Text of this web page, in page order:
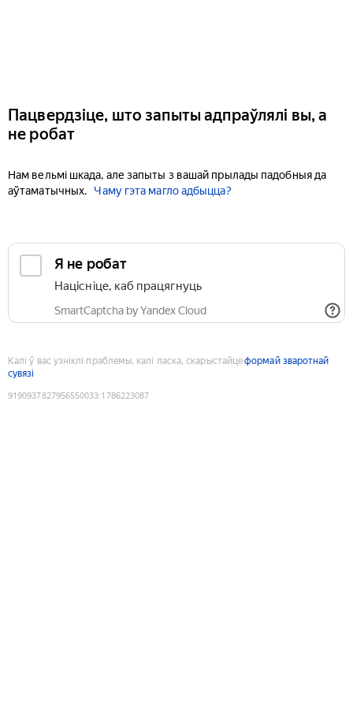
Пацвердзіце, што запыты адпраўлялі вы, а
не робат
Нам вельмі шкада, але запыты з вашай прылады падобныя да
аўтаматычных.
Чаму гэта магло адбыцца?
Я не робат
Націсніце, каб працягнуць
SmartCaptcha by Yandex Cloud
Калі ў вас узніклі праблемы, калі ласка, скарыстайцеформай зваротнай
сувязі
9190937827956550033:1786223087